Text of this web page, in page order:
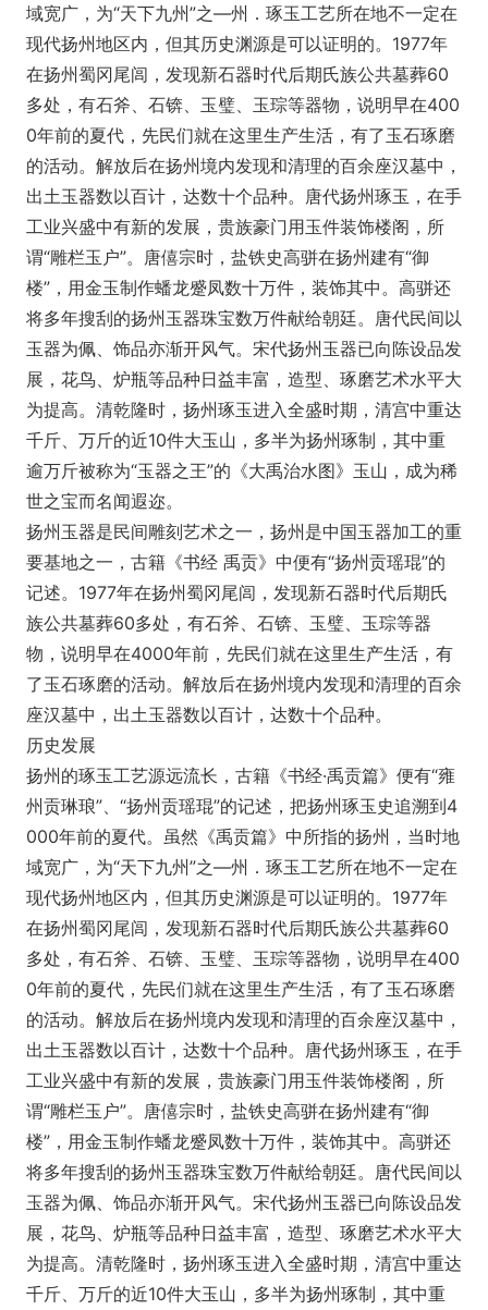
域宽广，为“天下九州”之—州．琢玉工艺所在地不一定在
现代扬州地区内，但其历史渊源是可以证明的。1977年
在扬州蜀冈尾闾，发现新石器时代后期氏族公共墓葬60
多处，有石斧、石锛、玉璧、玉琮等器物，说明早在400
0年前的夏代，先民们就在这里生产生活，有了玉石琢磨
的活动。解放后在扬州境内发现和清理的百余座汉墓中，
出土玉器数以百计，达数十个品种。唐代扬州琢玉，在手
工业兴盛中有新的发展，贵族豪门用玉件装饰楼阁，所
谓“雕栏玉户”。唐僖宗时，盐铁史高骈在扬州建有“御
楼”，用金玉制作蟠龙蹙凤数十万件，装饰其中。高骈还
将多年搜刮的扬州玉器珠宝数万件献给朝廷。唐代民间以
玉器为佩、饰品亦渐开风气。宋代扬州玉器已向陈设品发
展，花鸟、炉瓶等品种日益丰富，造型、琢磨艺术水平大
为提高。清乾隆时，扬州琢玉进入全盛时期，清宫中重达
千斤、万斤的近10件大玉山，多半为扬州琢制，其中重
逾万斤被称为“玉器之王”的《大禹治水图》玉山，成为稀
世之宝而名闻遐迩。
扬州玉器是民间雕刻艺术之一，扬州是中国玉器加工的重
要基地之一，古籍《书经 禹贡》中便有“扬州贡瑶琨”的
记述。1977年在扬州蜀冈尾闾，发现新石器时代后期氏
族公共墓葬60多处，有石斧、石锛、玉璧、玉琮等器
物，说明早在4000年前，先民们就在这里生产生活，有
了玉石琢磨的活动。解放后在扬州境内发现和清理的百余
座汉墓中，出土玉器数以百计，达数十个品种。
历史发展
扬州的琢玉工艺源远流长，古籍《书经·禹贡篇》便有“雍
州贡琳琅”、“扬州贡瑶琨”的记述，把扬州琢玉史追溯到4
000年前的夏代。虽然《禹贡篇》中所指的扬州，当时地
域宽广，为“天下九州”之—州．琢玉工艺所在地不一定在
现代扬州地区内，但其历史渊源是可以证明的。1977年
在扬州蜀冈尾闾，发现新石器时代后期氏族公共墓葬60
多处，有石斧、石锛、玉璧、玉琮等器物，说明早在400
0年前的夏代，先民们就在这里生产生活，有了玉石琢磨
的活动。解放后在扬州境内发现和清理的百余座汉墓中，
出土玉器数以百计，达数十个品种。唐代扬州琢玉，在手
工业兴盛中有新的发展，贵族豪门用玉件装饰楼阁，所
谓“雕栏玉户”。唐僖宗时，盐铁史高骈在扬州建有“御
楼”，用金玉制作蟠龙蹙凤数十万件，装饰其中。高骈还
将多年搜刮的扬州玉器珠宝数万件献给朝廷。唐代民间以
玉器为佩、饰品亦渐开风气。宋代扬州玉器已向陈设品发
展，花鸟、炉瓶等品种日益丰富，造型、琢磨艺术水平大
为提高。清乾隆时，扬州琢玉进入全盛时期，清宫中重达
千斤、万斤的近10件大玉山，多半为扬州琢制，其中重